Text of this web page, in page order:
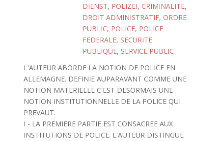
DIENST, POLIZEI, CRIMINALITE,
DROIT ADMINISTRATIF, ORDRE
PUBLIC, POLICE, POLICE
FEDERALE, SECURITE
PUBLIQUE, SERVICE PUBLIC
L'AUTEUR ABORDE LA NOTION DE POLICE EN
ALLEMAGNE. DEFINIE AUPARAVANT COMME UNE
NOTION MATERIELLE C'EST DESORMAIS UNE
NOTION INSTITUTIONNELLE DE LA POLICE QUI
PREVAUT.
I - LA PREMIERE PARTIE EST CONSACREE AUX
INSTITUTIONS DE POLICE. L'AUTEUR DISTINGUE